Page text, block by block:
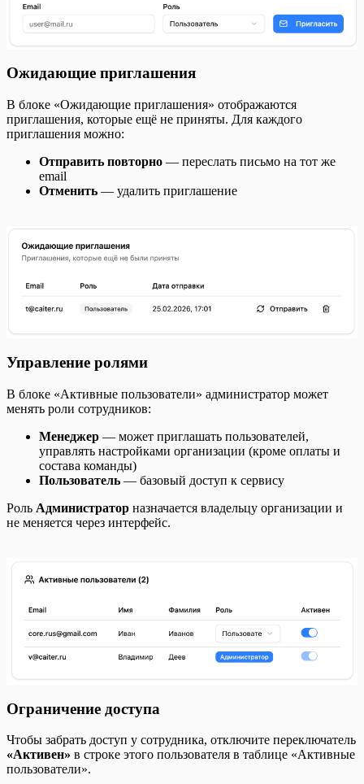
Ожидающие приглашения
В блоке «Ожидающие приглашения» отображаются
приглашения, которые ещё не приняты. Для каждого
приглашения можно:
Отправить повторно — переслать письмо на тот же
email
Отменить — удалить приглашение
Управление ролями
В блоке «Активные пользователи» администратор может
менять роли сотрудников:
Менеджер — может приглашать пользователей,
управлять настройками организации (кроме оплаты и
состава команды)
Пользователь — базовый доступ к сервису
Роль Администратор назначается владельцу организации и
не меняется через интерфейс.
Ограничение доступа
Чтобы забрать доступ у сотрудника, отключите переключатель
«Активен» в строке этого пользователя в таблице «Активные
пользователи».